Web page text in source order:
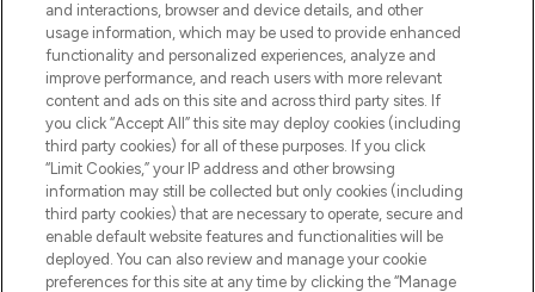
Cookie-Einwilligung
Do Not Sell or Share My Personal
Information
HILFE & INFORMATION
IMPRESSUM
ÜBER LOOKFANTASTIC
and interactions, browser and device details, and other
usage information, which may be used to provide enhanced
functionality and personalized experiences, analyze and
improve performance, and reach users with more relevant
content and ads on this site and across third party sites. If
you click “Accept All” this site may deploy cookies (including
third party cookies) for all of these purposes. If you click
“Limit Cookies,” your IP address and other browsing
information may still be collected but only cookies (including
third party cookies) that are necessary to operate, secure and
enable default website features and functionalities will be
deployed. You can also review and manage your cookie
preferences for this site at any time by clicking the “Manage